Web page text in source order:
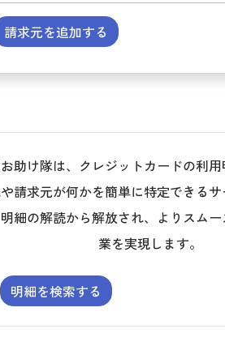
請求元を追加する
助け隊は、クレジットカードの利
請求元が何かを簡単に特定できる
明細の解読から解放され、よりスム
業を実現します。
明細を検索する